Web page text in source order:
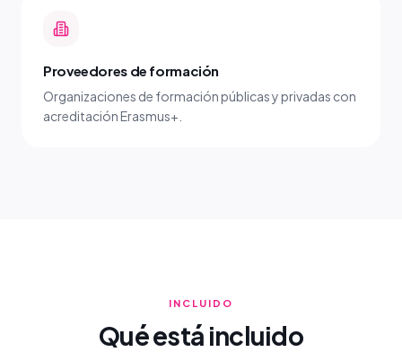
Proveedores de formación
Organizaciones de formación públicas y privadas con
acreditación Erasmus+.
INCLUIDO
Qué está incluido